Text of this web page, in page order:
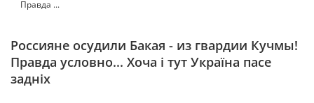
Правда ...
Россияне осудили Бакая - из гвардии Кучмы!
Правда условно... Хоча і тут Україна пасе
задніх